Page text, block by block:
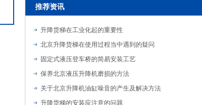
推荐资讯
升降货梯在工业化起的重要性
北京升降货梯在使用过程当中遇到的疑问
固定式液压登车桥的简易安装工艺
保养北京液压升降机磨损的方法
关于北京升降机油缸噪音的产生及解决方法
升降货梯的安装应注意的问题